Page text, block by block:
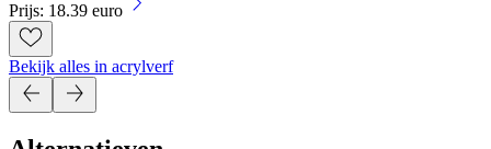
Prijs: 18.39 euro
Bekijk alles in acrylverf